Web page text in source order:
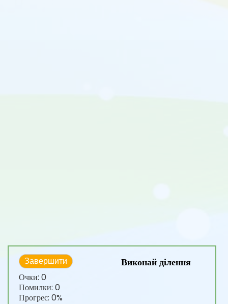
Завершити
Очки: 0
Помилки: 0
Прогрес: 0%
Виконай ділення